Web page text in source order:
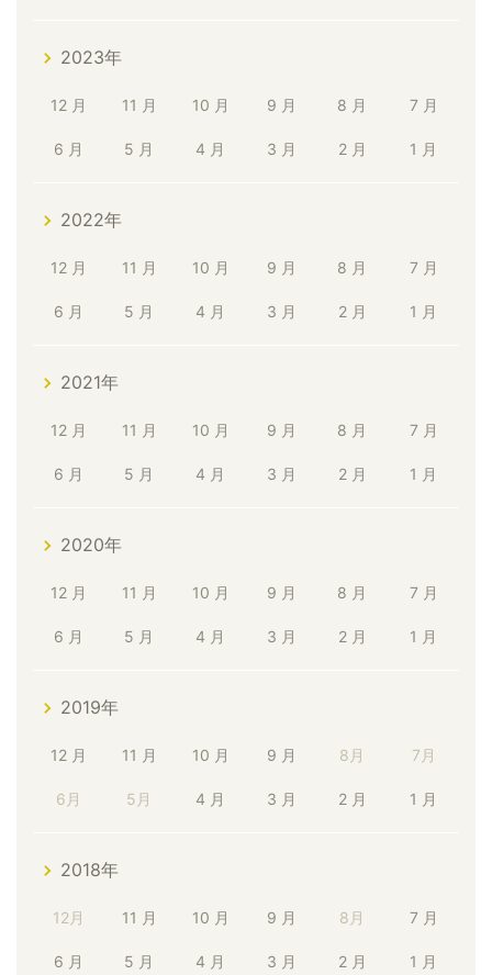
2023年
12 月 11 月 10 月 9 月 8 月 7 月
6 月 5 月 4 月 3 月 2 月 1 月
2022年
12 月 11 月 10 月 9 月 8 月 7 月
6 月 5 月 4 月 3 月 2 月 1 月
2021年
12 月 11 月 10 月 9 月 8 月 7 月
6 月 5 月 4 月 3 月 2 月 1 月
2020年
12 月 11 月 10 月 9 月 8 月 7 月
6 月 5 月 4 月 3 月 2 月 1 月
2019年
12 月 11 月 10 月 9 月 8月 7月
6月 5月 4 月 3 月 2 月 1 月
2018年
12月 11 月 10 月 9 月 8月 7 月
6 月 5 月 4 月 3 月 2 月 1 月